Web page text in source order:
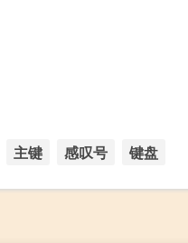
主键 感叹号 键盘